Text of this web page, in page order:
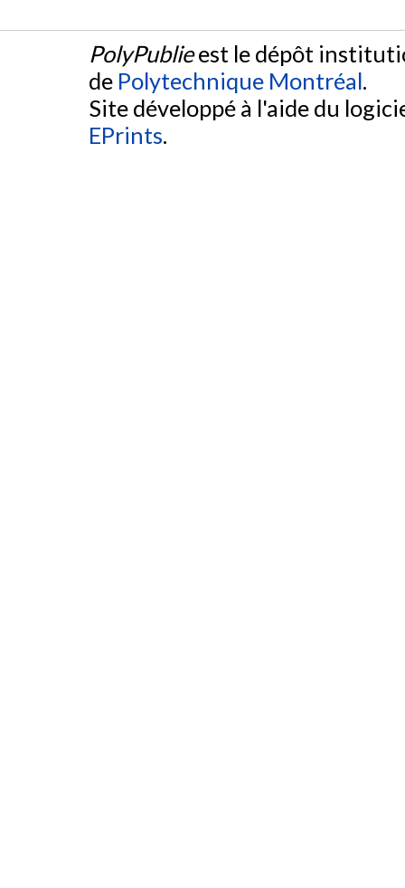
PolyPublieest le dépôt
de Polytechnique Montréal.
Site développé à l'aide du
EPrints.